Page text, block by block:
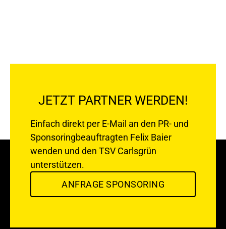
JETZT PARTNER WERDEN!
Einfach direkt per E-Mail an den PR- und
Sponsoringbeauftragten Felix Baier
wenden und den TSV Carlsgrün
unterstützen.
ANFRAGE SPONSORING